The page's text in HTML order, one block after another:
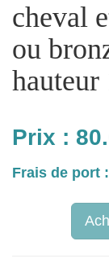
cheval
ou
hauteur
Prix :
Frais de port